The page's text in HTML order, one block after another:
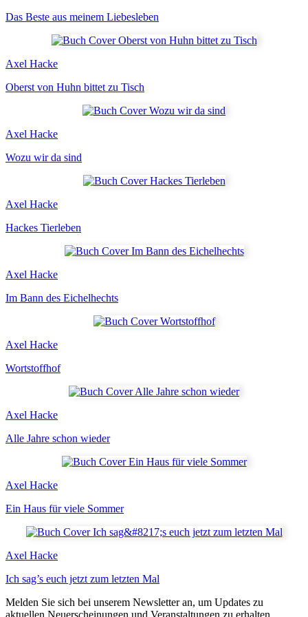
Das Beste aus meinem Liebesleben
Axel Hacke
Oberst von Huhn bittet zu Tisch
Axel Hacke
Wozu wir da sind
Axel Hacke
Hackes Tierleben
Axel Hacke
Im Bann des Eichelhechts
Axel Hacke
Wortstoffhof
Axel Hacke
Alle Jahre schon wieder
Axel Hacke
Ein Haus für viele Sommer
Axel Hacke
Ich sag’s euch jetzt zum letzten Mal
Melden Sie sich bei unserem Newsletter an, um Updates zu
aktuellen Neuerscheinungen und Veranstaltungen zu erhalten.